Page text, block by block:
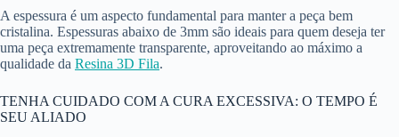
A espessura é um aspecto fundamental para manter a peça bem
cristalina. Espessuras abaixo de 3mm são ideais para quem deseja ter
uma peça extremamente transparente, aproveitando ao máximo a
qualidade da Resina 3D Fila.
TENHA CUIDADO COM A CURA EXCESSIVA: O TEMPO É
SEU ALIADO